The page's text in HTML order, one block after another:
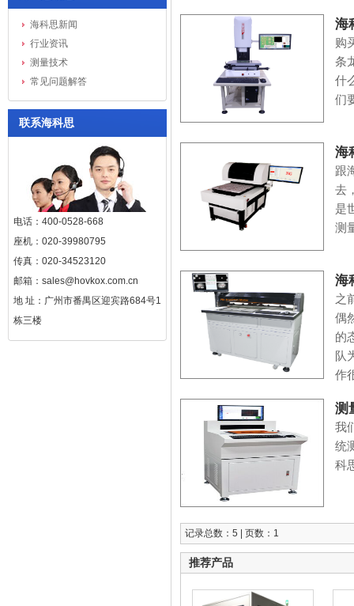
海科思新闻
行业资讯
测量技术
常见问题解答
联系海科思
电话： 400-0528-668
座机： 020-39980795
传真： 020-34523120
邮箱： sales@hovkox.com.cn
地 址： 广州市番禺区迎宾路684号1
栋三楼
海
购
条
什
们
海
跟
去
是
测
海
之
偶
的
队
作
测
我
统
科
记录总数：5 | 页数：1
推荐产品